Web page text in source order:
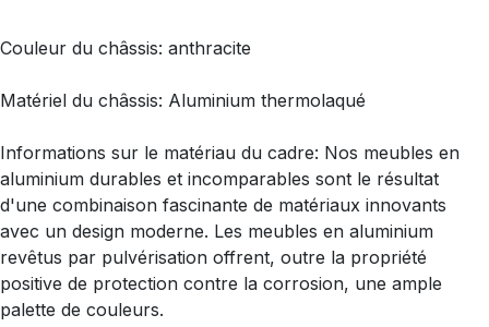
Couleur du châssis: anthracite
Matériel du châssis: Aluminium thermolaqué
Informations sur le matériau du cadre: Nos meubles en
aluminium durables et incomparables sont le résultat
d'une combinaison fascinante de matériaux innovants
avec un design moderne. Les meubles en aluminium
revêtus par pulvérisation offrent, outre la propriété
positive de protection contre la corrosion, une ample
palette de couleurs.